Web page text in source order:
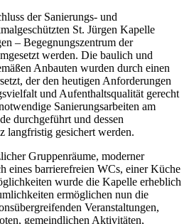
der Sanierungs- und
St. Jürgen Kapelle
– Begegnungszentrum der
werden. Die baulich und
Anbauten wurden durch einen
der den heutigen Anforderungen
und Aufenthaltsqualität gerecht
Sanierungsarbeiten am
durchgeführt und dessen
langfristig gesichert werden.
Gruppenräume, moderner
eines barrierefreien WCs, einer Küche
wurde die Kapelle erheblich
ermöglichen nun die
Veranstaltungen,
gemeindlichen Aktivitäten,